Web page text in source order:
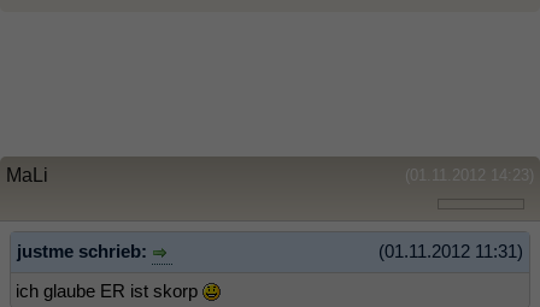
(01.11.2012 14:23)
MaLi
(01.11.2012 11:31)
justme schrieb:
ich glaube ER ist skorp